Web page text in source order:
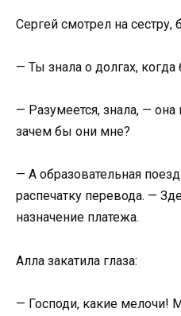
Сергей смотрел на
— Ты знала о долгах,
— Разумеется, знала, —
зачем бы они мне?
— А образовательная
распечатку перевода. —
назначение платежа.
Алла закатила глаза:
— Господи, какие мелочи!